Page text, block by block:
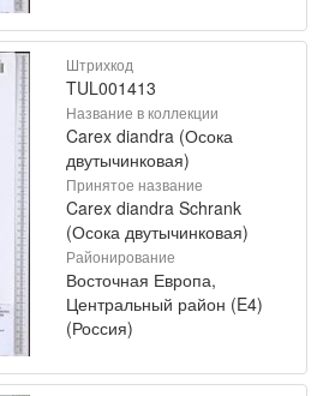
Штрихкод
TUL001413
Название в коллекции
Carex diandra (Осока
двутычинковая)
Принятое название
Carex diandra Schrank
(Осока двутычинковая)
Районирование
Восточная Европа,
Центральный район (E4)
(Россия)